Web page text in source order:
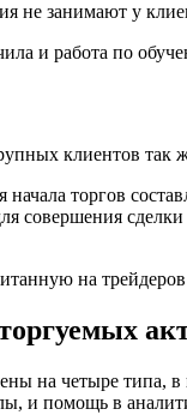
не занимают у
и работа по
клиентов так
торгов
совершения
на
на четыре типа,
и помощь в